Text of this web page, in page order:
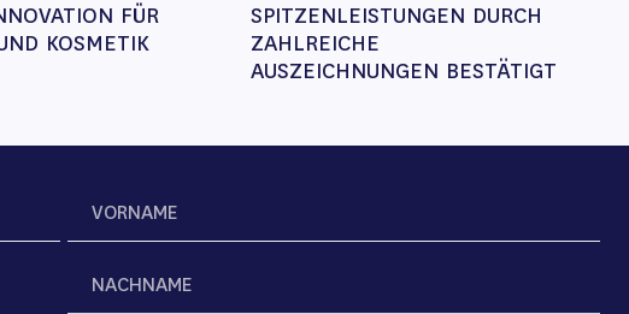
FÜR
KOSMETIK
SPITZENLEISTUNGEN DURCH
ZAHLREICHE
AUSZEICHNUNGEN BESTÄTIGT